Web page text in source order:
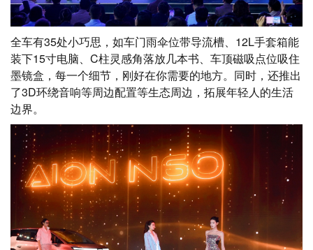
全车有35处小巧思，如车门雨伞位带导流槽、12L手套箱能
装下15寸电脑、C柱灵感角落放几本书、车顶磁吸点位吸住
墨镜盒，每一个细节，刚好在你需要的地方。同时，还推出
了3D环绕音响等周边配置等生态周边，拓展年轻人的生活
边界。